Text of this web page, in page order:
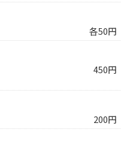
各50円
450円
200円